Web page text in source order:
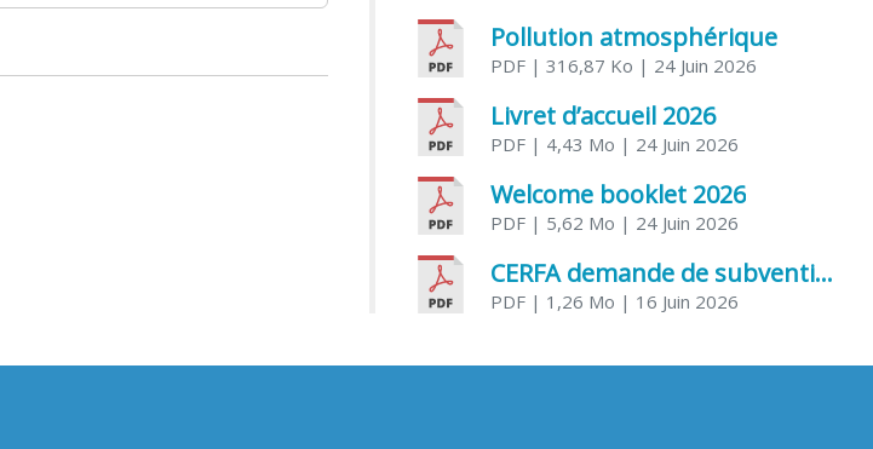
Pollution atmosphérique
PDF | 316,87 Ko | 24 Juin 2026
Livret d’accueil 2026
PDF | 4,43 Mo | 24 Juin 2026
Welcome booklet 2026
PDF | 5,62 Mo | 24 Juin 2026
CERFA demande de subvention association
PDF | 1,26 Mo | 16 Juin 2026